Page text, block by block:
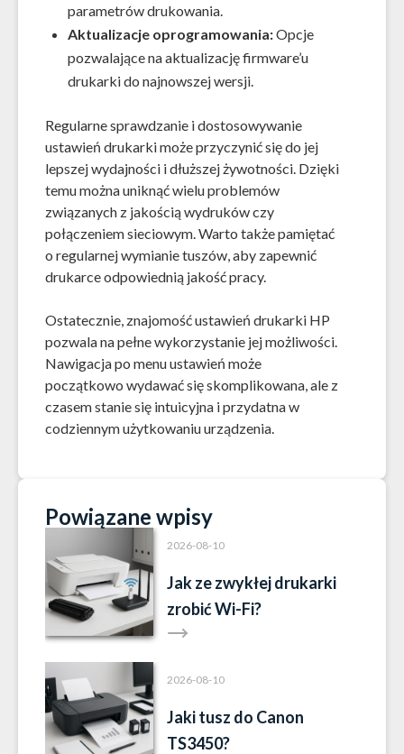
parametrów drukowania.
Aktualizacje oprogramowania:Opcje
pozwalające na aktualizację firmware’u
drukarki do najnowszej wersji.
Regularne sprawdzanie i dostosowywanie
ustawień drukarki może przyczynić się do jej
lepszej wydajności i dłuższej żywotności. Dzięki
temu można uniknąć wielu problemów
związanych z jakością wydruków czy
połączeniem sieciowym. Warto także pamiętać
o regularnej wymianie tuszów, aby zapewnić
drukarce odpowiednią jakość pracy.
Ostatecznie, znajomość ustawień drukarki HP
pozwala na pełne wykorzystanie jej możliwości.
Nawigacja po menu ustawień może
początkowo wydawać się skomplikowana, ale z
czasem stanie się intuicyjna i przydatna w
codziennym użytkowaniu urządzenia.
Powiązane wpisy
2026-08-10
Jak ze zwykłej drukarki
zrobić Wi-Fi?
2026-08-10
Jaki tusz do Canon
TS3450?